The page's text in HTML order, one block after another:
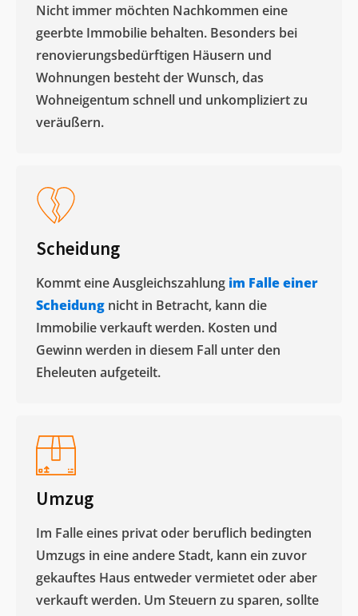
Nicht immer möchten Nachkommen eine
geerbte Immobilie behalten. Besonders bei
renovierungsbedürftigen Häusern und
Wohnungen besteht der Wunsch, das
Wohneigentum schnell und unkompliziert zu
veräußern. ​
Scheidung
Kommt eine Ausgleichszahlung im Falle einer
Scheidung nicht in Betracht, kann die
Immobilie verkauft werden. Kosten und
Gewinn werden in diesem Fall unter den
Eheleuten aufgeteilt.​
Umzug
Im Falle eines privat oder beruflich bedingten
Umzugs in eine andere Stadt, kann ein zuvor
gekauftes Haus entweder vermietet oder aber
verkauft werden. Um Steuern zu sparen, sollte